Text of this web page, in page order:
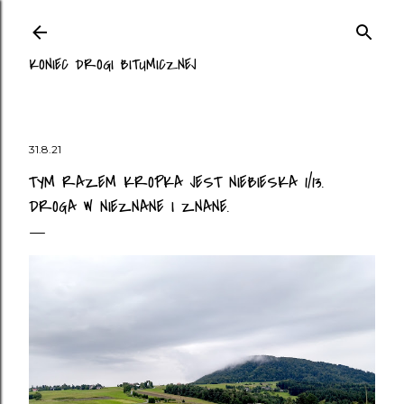
KONIEC DROGI BITUMICZNEJ
31.8.21
TYM RAZEM KROPKA JEST NIEBIESKA 1/13.
DROGA W NIEZNANE I ZNANE.